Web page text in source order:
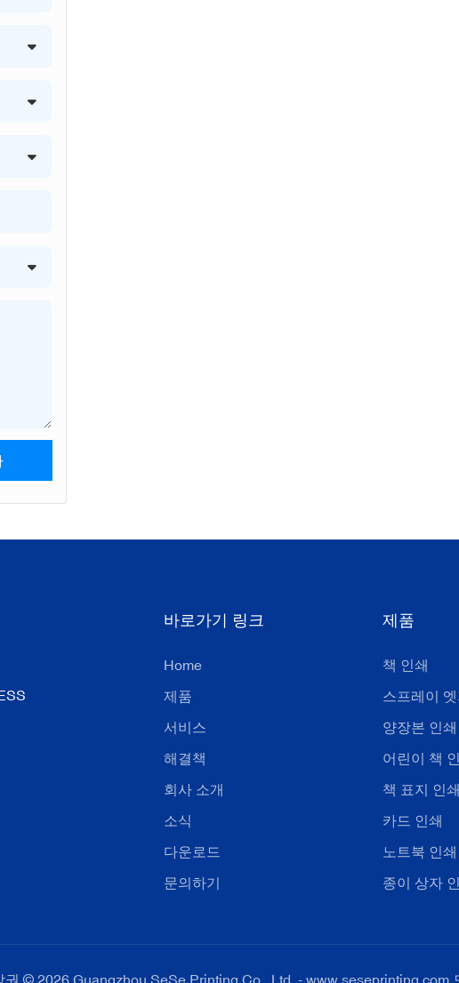
바로가기 링크
Home
제품
서비스
해결책
회사 소개
소식
다운로드
문의하기
제품
책 인쇄
스프레이
양장본 인쇄
어린이 책
책 표지 인쇄
카드 인쇄
노트북 인쇄
종이 상자
권 © 2026 Guangzhou SeSe Printing Co., Ltd. - www.seseprinting.com